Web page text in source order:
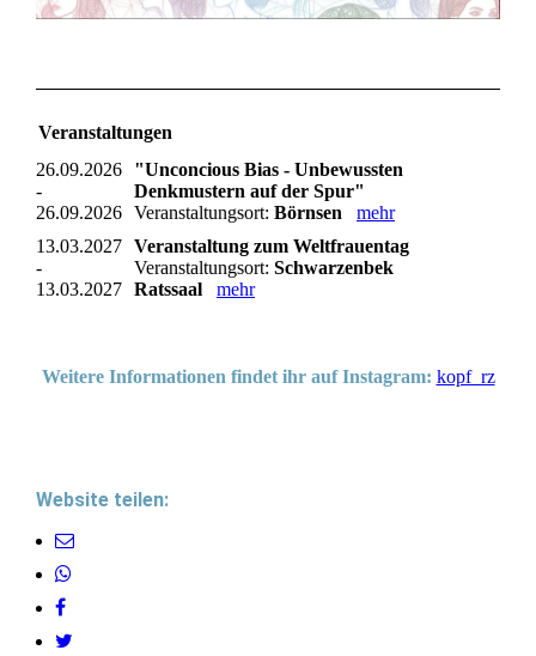
Veranstaltungen
26.09.2026
-
26.09.2026
"Unconcious Bias - Unbewussten
Denkmustern auf der Spur"
Veranstaltungsort: Börnsen
mehr
13.03.2027
-
13.03.2027
Veranstaltung zum Weltfrauentag
Veranstaltungsort: Schwarzenbek
Ratssaal
mehr
Weitere Informationen findet ihr auf Instagram: kopf_rz
Website teilen: